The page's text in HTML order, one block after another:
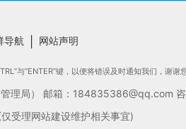
导航 网站声明
与“ENTER”键，以便将错误及时通知我们，谢谢
理局） 邮箱：184835386@qq.com
受理网站建设维护相关事宜)